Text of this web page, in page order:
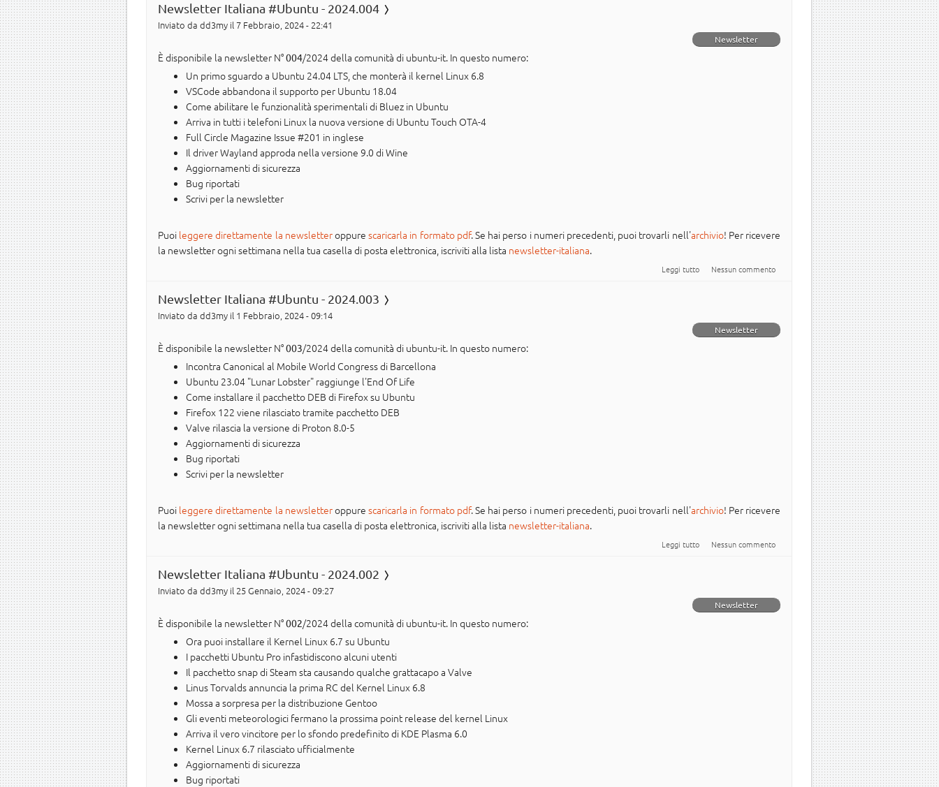
Newsletter Italiana #Ubuntu - 2024.004
Inviato da dd3my il 7 Febbraio, 2024 - 22:41
Newsletter
È disponibile la newsletter N°004/2024 della comunità di ubuntu-it. In questo numero:
Un primo sguardo a Ubuntu 24.04 LTS, che monterà il kernel Linux 6.8
VSCode abbandona il supporto per Ubuntu 18.04
Come abilitare le funzionalità sperimentali di Bluez in Ubuntu
Arriva in tutti i telefoni Linux la nuova versione di Ubuntu Touch OTA-4
Full Circle Magazine Issue #201 in inglese
Il driver Wayland approda nella versione 9.0 di Wine
Aggiornamenti di sicurezza
Bug riportati
Scrivi per la newsletter
Puoi leggere direttamente la newsletteroppurescaricarla in formato pdf. Se hai perso i numeri precedenti, puoi trovarli nell'archivio! Per ricevere
la newsletter ogni settimana nella tua casella di posta elettronica, iscriviti alla lista newsletter-italiana.
Leggi tutto su Newsletter Italiana #Ubuntu - 2024.004
Nessun commento
Newsletter Italiana #Ubuntu - 2024.003
Inviato da dd3my il 1 Febbraio, 2024 - 09:14
Newsletter
È disponibile la newsletter N°003/2024 della comunità di ubuntu-it. In questo numero:
Incontra Canonical al Mobile World Congress di Barcellona
Ubuntu 23.04 "Lunar Lobster" raggiunge l'End Of Life
Come installare il pacchetto DEB di Firefox su Ubuntu
Firefox 122 viene rilasciato tramite pacchetto DEB
Valve rilascia la versione di Proton 8.0-5
Aggiornamenti di sicurezza
Bug riportati
Scrivi per la newsletter
Puoi leggere direttamente la newsletteroppurescaricarla in formato pdf. Se hai perso i numeri precedenti, puoi trovarli nell'archivio! Per ricevere
la newsletter ogni settimana nella tua casella di posta elettronica, iscriviti alla lista newsletter-italiana.
Leggi tutto su Newsletter Italiana #Ubuntu - 2024.003
Nessun commento
Newsletter Italiana #Ubuntu - 2024.002
Inviato da dd3my il 25 Gennaio, 2024 - 09:27
Newsletter
È disponibile la newsletter N°002/2024 della comunità di ubuntu-it. In questo numero:
Ora puoi installare il Kernel Linux 6.7 su Ubuntu
I pacchetti Ubuntu Pro infastidiscono alcuni utenti
Il pacchetto snap di Steam sta causando qualche grattacapo a Valve
Linus Torvalds annuncia la prima RC del Kernel Linux 6.8
Mossa a sorpresa per la distribuzione Gentoo
Gli eventi meteorologici fermano la prossima point release del kernel Linux
Arriva il vero vincitore per lo sfondo predefinito di KDE Plasma 6.0
Kernel Linux 6.7 rilasciato ufficialmente
Aggiornamenti di sicurezza
Bug riportati